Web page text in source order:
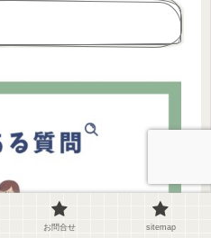
お問合せ sitemap